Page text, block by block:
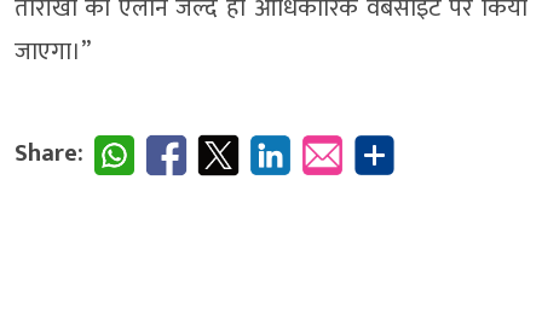
तारीखों का ऐलान जल्द ही आधिकारिक वेबसाइट पर किया
जाएगा।”
Share: